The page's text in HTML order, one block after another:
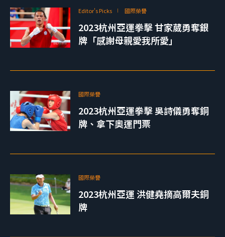
Editor's Picks 國際榮譽
2023杭州亞運拳擊 甘家葳勇奪銀
牌「感謝母親愛我所愛」
國際榮譽
2023杭州亞運拳擊 吳詩儀勇奪銅
牌、拿下奧運門票
國際榮譽
2023杭州亞運 洪健堯摘高爾夫銅
牌